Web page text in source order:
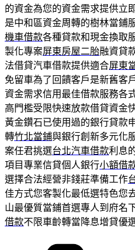
的資金為您的資金需求提供立
是中和區資金周轉的樹林當鋪
機車借款各種貸款和現金換取
製化專案屏東房屋二胎融資貸
法借貸汽車借款提供適合屏東
免留車為了回饋客戶是新舊客
資金需求信用最佳借款服務各
高門檻受限快速放款借貸資金
黃金鑽石已使用過的銀行貸款
轉竹北當鋪與銀行創新多元化
案任君挑選台北汽車借款利息
項目專業信貸個人銀行小額借
選擇合法經營非錢莊準備工作
佳方式您客製化最低選特色您
山最優質當鋪首選專人到府名
借款不限車齡轉當降息增貸優